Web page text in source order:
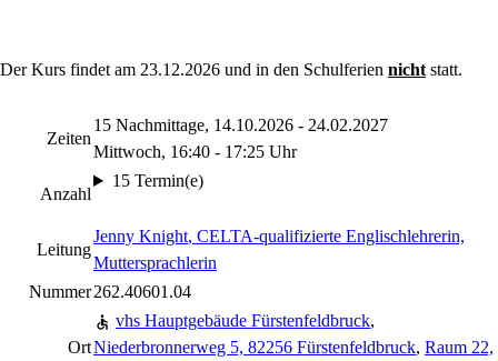
Der Kurs findet am 23.12.2026 und in den Schulferien nicht statt.
Zeiten
15 Nachmittage, 14.10.2026 - 24.02.2027
Mittwoch, 16:40 - 17:25 Uhr
Anzahl
15 Termin(e)
Leitung
Jenny Knight, CELTA-qualifizierte Englischlehrerin,
Muttersprachlerin
Nummer262.40601.04
Ort
vhs Hauptgebäude Fürstenfeldbruck,
Niederbronnerweg 5, 82256 Fürstenfeldbruck, Raum 22,